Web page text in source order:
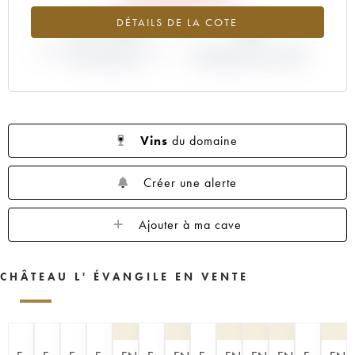
1950 1949 1948
DÉTAILS DE LA COTE
-27.19%
Vins du domaine
Créer une alerte
Ajouter à ma cave
CHÂTEAU L' ÉVANGILE EN VENTE